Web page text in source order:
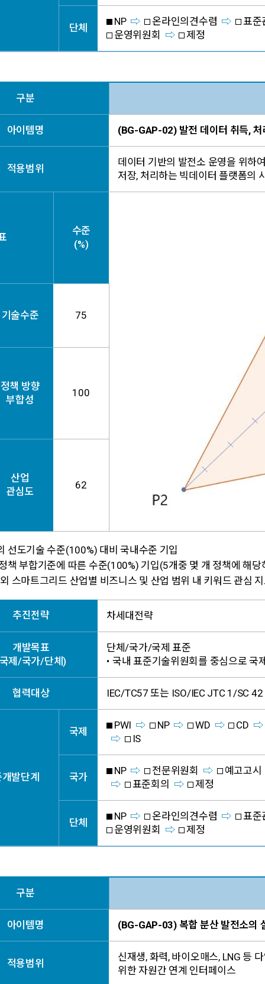
단체
NP 온라인의견수렴
표준
운영위원회
제정
구분
아이템명 (BG-GAP-02) 발전 데이터 취득,
적용범위
데이터 기반의 발전소 운영을 위하
저장, 처리하는 빅데이터 플랫폼의
수준
(%)
기술수준 75
정책 방향
부합성
100
산업
관심도
62
선도기술 수준(100%) 대비 국내수준 기입
책 부합기준에 따른 수준(100%) 기입(5개중 몇 개 정책에 해당
스마트그리드 산업별 비즈니스 및 산업 범위 내 키워드 관심
추진전략 차세대전략
개발목표
제/국가/단체)
단체/국가/국제 표준
• 국내 표준기술위원회를 중심으로 국
협력대상 IEC/TC57 또는 ISO/IEC JTC 1/SC
발단계
국제
PWI NP WD
CD
IS
국가
NP 전문위원회
예고고시
표준회의
제정
단체
NP 온라인의견수렴
표준
운영위원회
제정
구분
아이템명 (BG-GAP-03) 복합 분산 발전소의
적용범위
신재생, 화력, 바이오매스, LNG 등
위한 자원간 연계 인터페이스